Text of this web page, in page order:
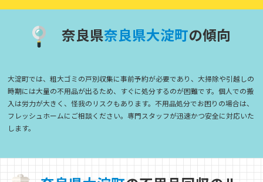
奈良県奈良県大淀町の傾向
大淀町では、粗大ゴミの戸別収集に事前予約が必要であり、大掃除や引越しの
時期には大量の不用品が出るため、すぐに処分するのが困難です。個人での搬
入は労力が大きく、怪我のリスクもあります。不用品処分でお困りの場合は、
フレッシュホームにご相談ください。専門スタッフが迅速かつ安全に対応いた
します。